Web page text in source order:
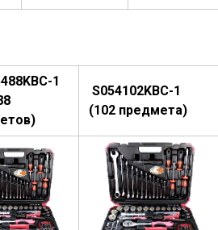
1
S054102KBC-1
(102 предмета)